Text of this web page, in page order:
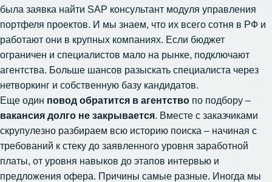
была заявка найти SAP консультант модуля управления
портфеля проектов. И мы знаем, что их всего сотня в РФ и
работают они в крупных компаниях. Если бюджет
ограничен и специалистов мало на рынке, подключают
агентства. Больше шансов разыскать специалиста через
нетворкинг и собственную базу кандидатов.
Еще один повод обратится в агентство по подбору –
вакансия долго не закрывается. Вместе с заказчиками
скрупулезно разбираем всю историю поиска – начиная с
требований к стеку до заявленного уровня заработной
платы, от уровня навыков до этапов интервью и
предложения офера. Причины самые разные. Иногда мы